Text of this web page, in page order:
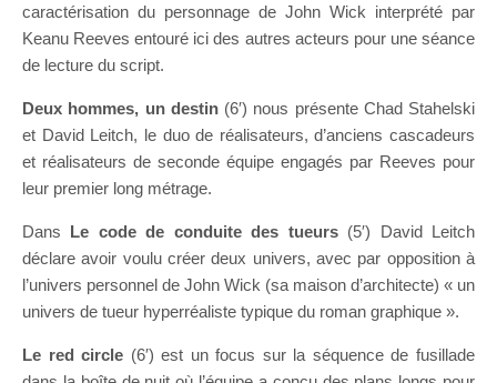
caractérisation du personnage de John Wick interprété par
Keanu Reeves entouré ici des autres acteurs pour une séance
de lecture du script.
Deux hommes, un destin(6′) nous présente Chad Stahelski
et David Leitch, le duo de réalisateurs, d’anciens cascadeurs
et réalisateurs de seconde équipe engagés par Reeves pour
leur premier long métrage.
Dans Le code de conduite des tueurs (5′) David Leitch
déclare avoir voulu créer deux univers, avec par opposition à
l’univers personnel de John Wick (sa maison d’architecte) « un
univers de tueur hyperréaliste typique du roman graphique ».
Le red circle (6′) est un focus sur la séquence de fusillade